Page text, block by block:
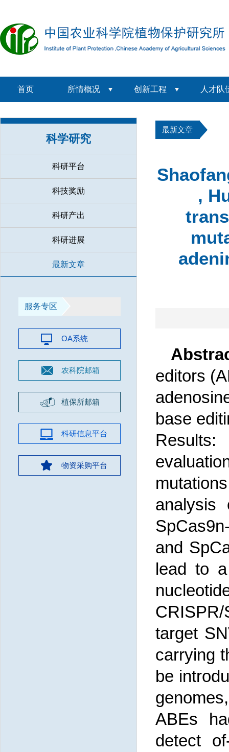
首页 所情概况 创新工程 人才队
科学研究
科研平台
科技奖励
科研产出
科研进展
最新文章
服务专区
OA系统
农科院邮箱
植保所邮箱
科研信息平台
物资采购平台
最新文章
,
editors
base
analysis
and
lead to
target
carrying
be
ABEs
detect